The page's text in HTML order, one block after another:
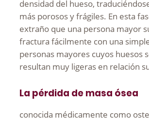
densidad del hueso,
más porosos y frágiles. En esta
extraño que una persona mayor
fractura fácilmente con una
personas mayores cuyos huesos
resultan muy ligeras en relación
La pérdida de masa ósea
conocida médicamente como